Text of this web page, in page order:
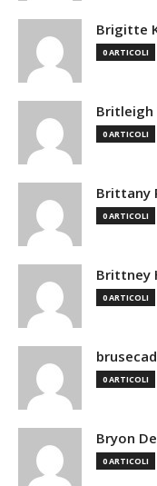
Brigitte
0 ARTICOLI
Britleigh
0 ARTICOLI
Brittany
0 ARTICOLI
Brittney
0 ARTICOLI
0 ARTICOLI
Bryon
0 ARTICOLI